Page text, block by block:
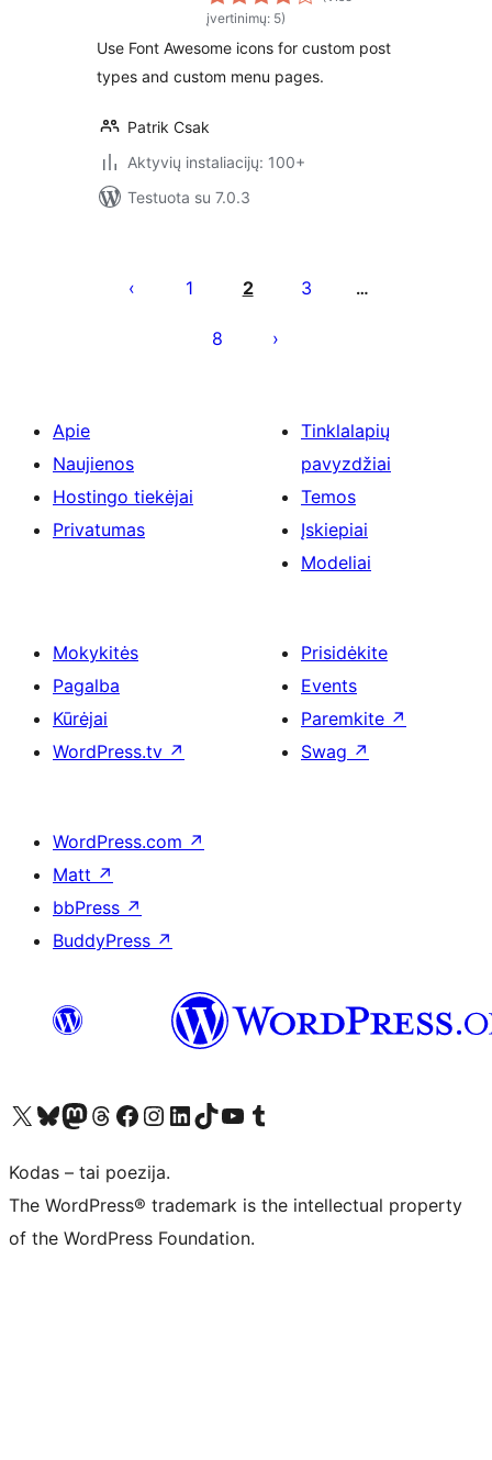
įvertinimų: 5)
Use Font Awesome icons for custom post
types and custom menu pages.
Patrik Csak
Aktyvių instaliacijų: 100+
Testuota su 7.0.3
puslapiavimas
1 2 3 …
8
Apie
Naujienos
Hostingo tiekėjai
Privatumas
Tinklalapių
pavyzdžiai
Temos
Įskiepiai
Modeliai
Mokykitės
Pagalba
Kūrėjai
WordPress.tv ↗
Prisidėkite
Events
Paremkite ↗
Swag ↗
WordPress.com ↗
Matt ↗
bbPress ↗
BuddyPress ↗
Visit our X (formerly Twitter) account
Apsilankykite mūsų Bluesky paskyroje
Visit our Mastodon account
Apsilankykite mūsų Threads paskyroje
Visit our Facebook page
Visit our Instagram account
Visit our LinkedIn account
Apsilankykite mūsų TikTok paskyroje
Visit our YouTube channel
Apsilankykite mūsų Tumblr paskyroje
Kodas – tai poezija.
The WordPress® trademark is the intellectual property
of the WordPress Foundation.